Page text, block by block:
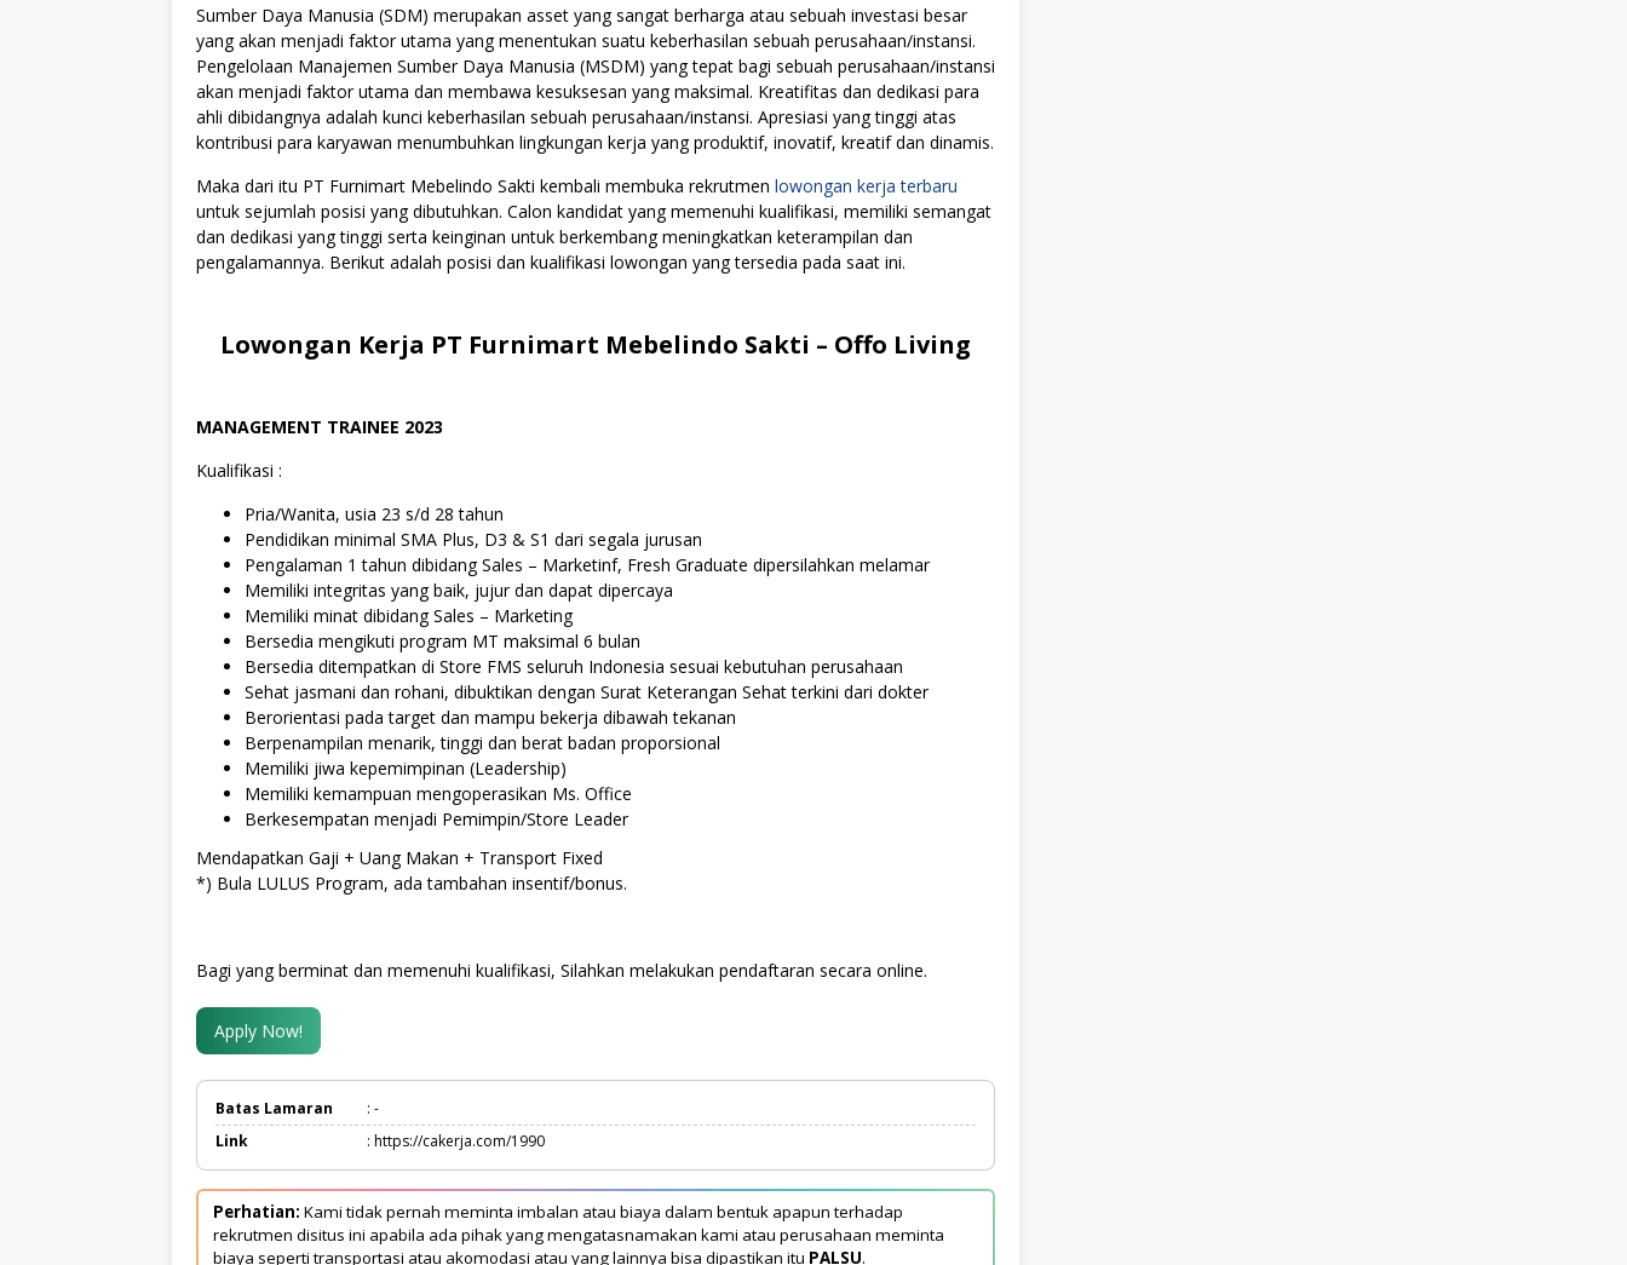
Sumber Daya Manusia (SDM) merupakan asset yang sangat berharga atau sebuah investasi besar
yang akan menjadi faktor utama yang menentukan suatu keberhasilan sebuah perusahaan/instansi.
Pengelolaan Manajemen Sumber Daya Manusia (MSDM) yang tepat bagi sebuah perusahaan/instansi
akan menjadi faktor utama dan membawa kesuksesan yang maksimal. Kreatifitas dan dedikasi para
ahli dibidangnya adalah kunci keberhasilan sebuah perusahaan/instansi. Apresiasi yang tinggi atas
kontribusi para karyawan menumbuhkan lingkungan kerja yang produktif, inovatif, kreatif dan dinamis.
Maka dari itu PT Furnimart Mebelindo Sakti kembali membuka rekrutmen lowongan kerja terbaru
untuk sejumlah posisi yang dibutuhkan. Calon kandidat yang memenuhi kualifikasi, memiliki semangat
dan dedikasi yang tinggi serta keinginan untuk berkembang meningkatkan keterampilan dan
pengalamannya. Berikut adalah posisi dan kualifikasi lowongan yang tersedia pada saat ini.
Lowongan Kerja PT Furnimart Mebelindo Sakti – Offo Living
MANAGEMENT TRAINEE 2023
Kualifikasi :
Pria/Wanita, usia 23 s/d 28 tahun
Pendidikan minimal SMA Plus, D3 & S1 dari segala jurusan
Pengalaman 1 tahun dibidang Sales – Marketinf, Fresh Graduate dipersilahkan melamar
Memiliki integritas yang baik, jujur dan dapat dipercaya
Memiliki minat dibidang Sales – Marketing
Bersedia mengikuti program MT maksimal 6 bulan
Bersedia ditempatkan di Store FMS seluruh Indonesia sesuai kebutuhan perusahaan
Sehat jasmani dan rohani, dibuktikan dengan Surat Keterangan Sehat terkini dari dokter
Berorientasi pada target dan mampu bekerja dibawah tekanan
Berpenampilan menarik, tinggi dan berat badan proporsional
Memiliki jiwa kepemimpinan (Leadership)
Memiliki kemampuan mengoperasikan Ms. Office
Berkesempatan menjadi Pemimpin/Store Leader
Mendapatkan Gaji + Uang Makan + Transport Fixed
*) Bula LULUS Program, ada tambahan insentif/bonus.
Bagi yang berminat dan memenuhi kualifikasi, Silahkan melakukan pendaftaran secara online.
Apply Now!
Batas Lamaran
: -
Link
: https://cakerja.com/1990
Perhatian: Kami tidak pernah meminta imbalan atau biaya dalam bentuk apapun terhadap
rekrutmen disitus ini apabila ada pihak yang mengatasnamakan kami atau perusahaan meminta
biaya seperti transportasi atau akomodasi atau yang lainnya bisa dipastikan itu PALSU.